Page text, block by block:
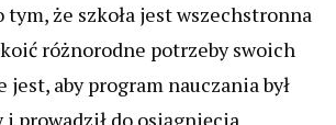
tym, że szkoła jest wszechstronna
różnorodne potrzeby swoich
jest, aby program nauczania był
prowadził do osiągnięcia